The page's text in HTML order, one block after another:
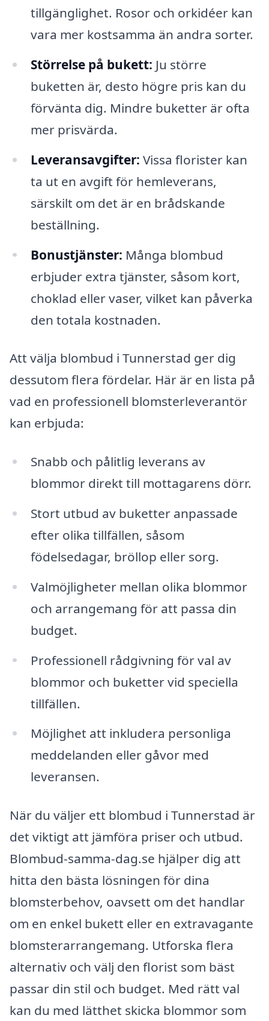
tillgänglighet. Rosor och orkidéer kan
vara mer kostsamma än andra sorter.
Störrelse på bukett: Ju större
buketten är, desto högre pris kan du
förvänta dig. Mindre buketter är ofta
mer prisvärda.
Leveransavgifter: Vissa florister kan
ta ut en avgift för hemleverans,
särskilt om det är en brådskande
beställning.
Bonustjänster: Många blombud
erbjuder extra tjänster, såsom kort,
choklad eller vaser, vilket kan påverka
den totala kostnaden.
Att välja blombud i Tunnerstad ger dig
dessutom flera fördelar. Här är en lista på
vad en professionell blomsterleverantör
kan erbjuda:
Snabb och pålitlig leverans av
blommor direkt till mottagarens dörr.
Stort utbud av buketter anpassade
efter olika tillfällen, såsom
födelsedagar, bröllop eller sorg.
Valmöjligheter mellan olika blommor
och arrangemang för att passa din
budget.
Professionell rådgivning för val av
blommor och buketter vid speciella
tillfällen.
Möjlighet att inkludera personliga
meddelanden eller gåvor med
leveransen.
När du väljer ett blombud i Tunnerstad är
det viktigt att jämföra priser och utbud.
Blombud-samma-dag.se hjälper dig att
hitta den bästa lösningen för dina
blomsterbehov, oavsett om det handlar
om en enkel bukett eller en extravagante
blomsterarrangemang. Utforska flera
alternativ och välj den florist som bäst
passar din stil och budget. Med rätt val
kan du med lätthet skicka blommor som